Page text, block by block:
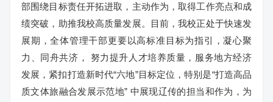
部围绕目标责任开拓进取，主动作为，取得工作亮点和成
绩突破，助推我校高质量发展。目前，我校正处于快速发
展期，全体管理干部更要以高标准目标为指引，凝心聚
力、同舟共济， 努力提升人才培养质量，服务地方经济
发展，紧扣打造新时代“六地”目标定位，特别是“打造高品
质文体旅融合发展示范地” 中展现辽传的担当和作为，为